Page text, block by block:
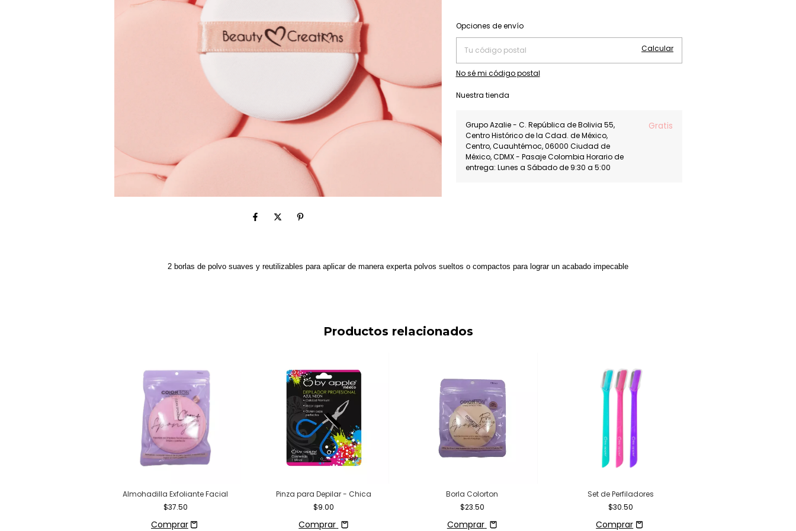
Entregas para el CP:
Opciones de envío
Calcular
No sé mi código postal
Nuestra tienda
Grupo Azalie - C. República de Bolivia 55,
Centro Histórico de la Cdad. de México,
Centro, Cuauhtémoc, 06000 Ciudad de
México, CDMX - Pasaje Colombia Horario de
entrega: Lunes a Sábado de 9:30 a 5:00
Gratis
2 borlas de polvo suaves y reutilizables para aplicar de manera experta polvos sueltos o compactos para lograr un acabado impecable
Productos relacionados
Almohadilla Exfoliante Facial
$37.50
Pinza para Depilar - Chica
$9.00
Comprar
Borla Colorton
$23.50
Comprar
Set de Perfiladores
$30.50